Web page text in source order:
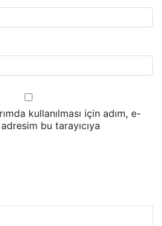
kullanılması için adım, e-
bu tarayıcıya